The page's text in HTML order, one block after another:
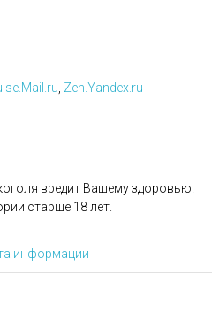
Zen.Yandex.ru
вредит Вашему здоровью.
старше 18 лет.
информации